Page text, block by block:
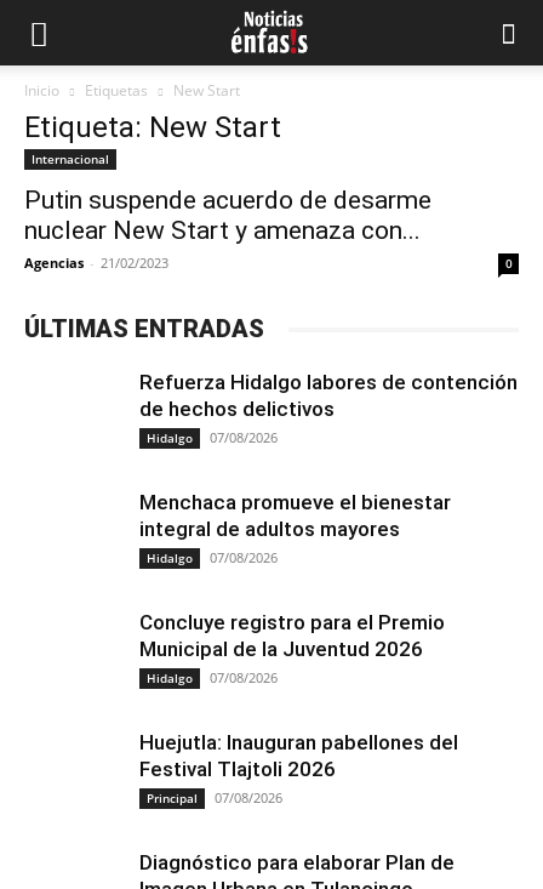
Inicio Etiquetas New Start
Etiqueta: New Start
Internacional
Putin suspende acuerdo de desarme
nuclear New Start y amenaza con...
Agencias - 21/02/2023 0
ÚLTIMAS ENTRADAS
Refuerza Hidalgo labores de contención
de hechos delictivos
Hidalgo 07/08/2026
Menchaca promueve el bienestar
integral de adultos mayores
Hidalgo 07/08/2026
Concluye registro para el Premio
Municipal de la Juventud 2026
Hidalgo 07/08/2026
Huejutla: Inauguran pabellones del
Festival Tlajtoli 2026
Principal 07/08/2026
Diagnóstico para elaborar Plan de